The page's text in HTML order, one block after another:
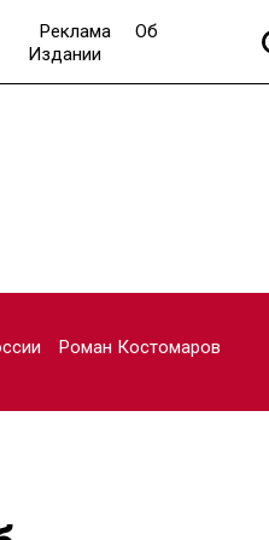
Реклама
Об
Издании
Роман Костомаров